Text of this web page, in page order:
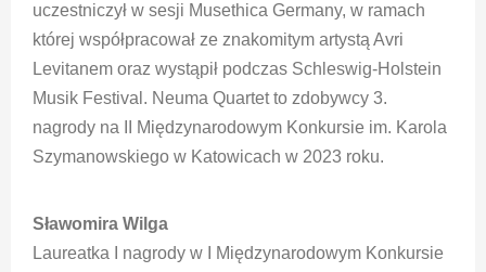
uczestniczył w sesji Musethica Germany, w ramach
której współpracował ze znakomitym artystą Avri
Levitanem oraz wystąpił podczas Schleswig-Holstein
Musik Festival. Neuma Quartet to zdobywcy 3.
nagrody na II Międzynarodowym Konkursie im. Karola
Szymanowskiego w Katowicach w 2023 roku.
Sławomira Wilga
Laureatka I nagrody w I Międzynarodowym Konkursie